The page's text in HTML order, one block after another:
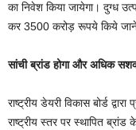
का निवेश किया जायेगा। दुग्ध
कर 3500 करोड़ रूपये किये जाने
सांची ब्रांड होगा और अधिक
राष्ट्रीय डेयरी विकास बोर्ड
राष्ट्रीय स्तर पर स्थापित